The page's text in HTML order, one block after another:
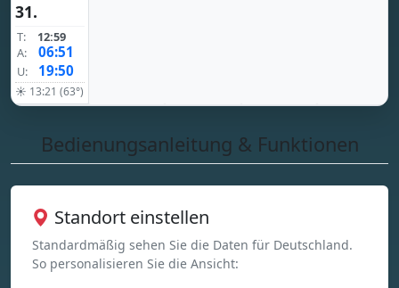
31.
T:
12:59
A:
06:51
U: 19:50
☀ 13:21 (63°)
Bedienungsanleitung & Funktionen
Standort einstellen
Standardmäßig sehen Sie die Daten für Deutschland.
So personalisieren Sie die Ansicht: